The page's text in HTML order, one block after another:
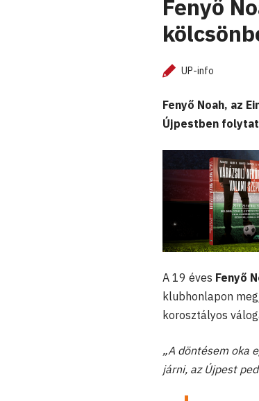
Fenyő
UP-info
Fenyő Noah, az
Újpestben
A 19 éves Fenyő
klubhonlapon
korosztályos
„A döntésem oka
járni, az Újpest